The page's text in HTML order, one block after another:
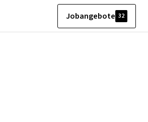
Jobangebote 32